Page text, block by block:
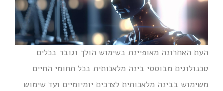
העת האחרונה מאופיינת בשימוש הולך וגובר בכלים
טכנולוגים מבוססי בינה מלאכותית בכל תחומי החיים
משימוש בבינה מלאכותית לצרכים יומיומיים ועד שימוש